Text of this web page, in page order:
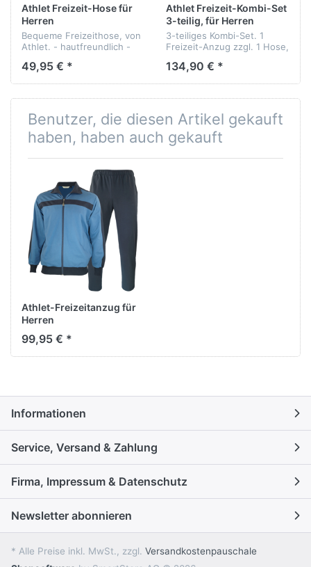
Athlet Freizeit-Hose für
Herren
Bequeme Freizeithose, von
Athlet. - hautfreundlich -
formbeständig - Qualität:
49,95 € *
Athlet Freizeit-Kombi-Set
3-teilig, für Herren
3-teiliges Kombi-Set. 1
Freizeit-Anzug zzgl. 1 Hose,
- pflegeleicht -
Polyester
134,90 € *
Benutzer, die diesen Artikel gekauft
haben, haben auch gekauft
Athlet-Freizeitanzug für
Herren
99,95 € *
Informationen
Service, Versand & Zahlung
Firma, Impressum & Datenschutz
Newsletter abonnieren
* Alle Preise inkl. MwSt., zzgl. Versandkostenpauschale